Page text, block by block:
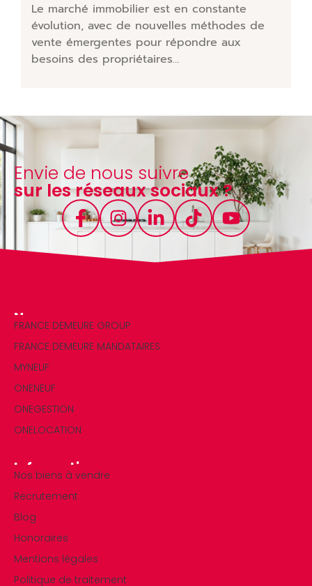
Le marché immobilier est en constante
évolution, avec de nouvelles méthodes de
vente émergentes pour répondre aux
besoins des propriétaires…
Envie de nous suivre
sur les réseaux sociaux ?
Nos marques
FRANCE DEMEURE GROUP
FRANCE DEMEURE MANDATAIRES
MYNEUF
ONENEUF
ONEGESTION
ONELOCATION
Informations
Nos biens à vendre
Recrutement
Blog
Honoraires
Mentions légales
Politique de traitement